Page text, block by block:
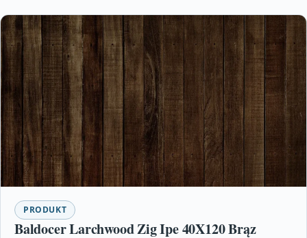
PRODUKT
Baldocer Larchwood Zig Ipe 40X120 Brąz